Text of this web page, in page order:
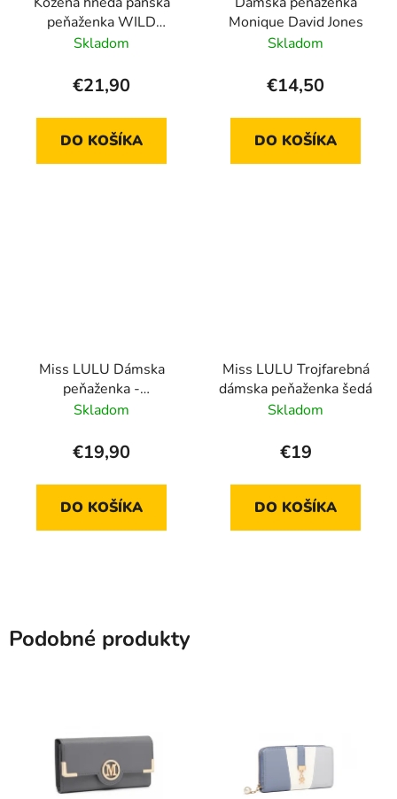
peňaženka WILD
N922-DIS
Skladom
€21,90
DO KOŠÍKA
Monique David Jones
Skladom
€14,50
DO KOŠÍKA
Miss LULU Dámska
peňaženka -
minikabelka čierna
Skladom
€19,90
DO KOŠÍKA
Miss LULU Trojfarebná
dámska peňaženka šedá
Skladom
€19
DO KOŠÍKA
Podobné produkty